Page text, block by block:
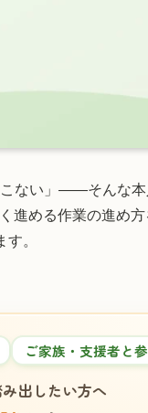
こない」——そんな
進める作業の進め
。
ご家族・支援者と
出したい方へ